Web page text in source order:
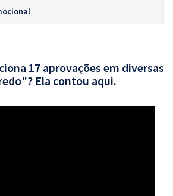
17 aprovações em diversas
Ela contou aqui.